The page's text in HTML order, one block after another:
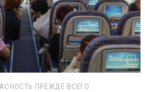
ПРЕЖДЕ ВСЕГО